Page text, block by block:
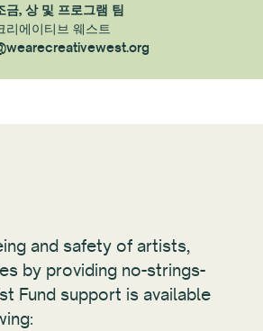
금, 상 및 프로그램 팀
리에이티브 웨스트
and safety of artists,
by providing no-strings-
Fund support is available